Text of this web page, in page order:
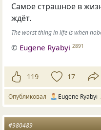
Самое страшное в
ждёт.
The worst thing in life is when
© Eugene Ryabyi 2891
119 17
Опубликовал Eugene Ryabyi
#980489